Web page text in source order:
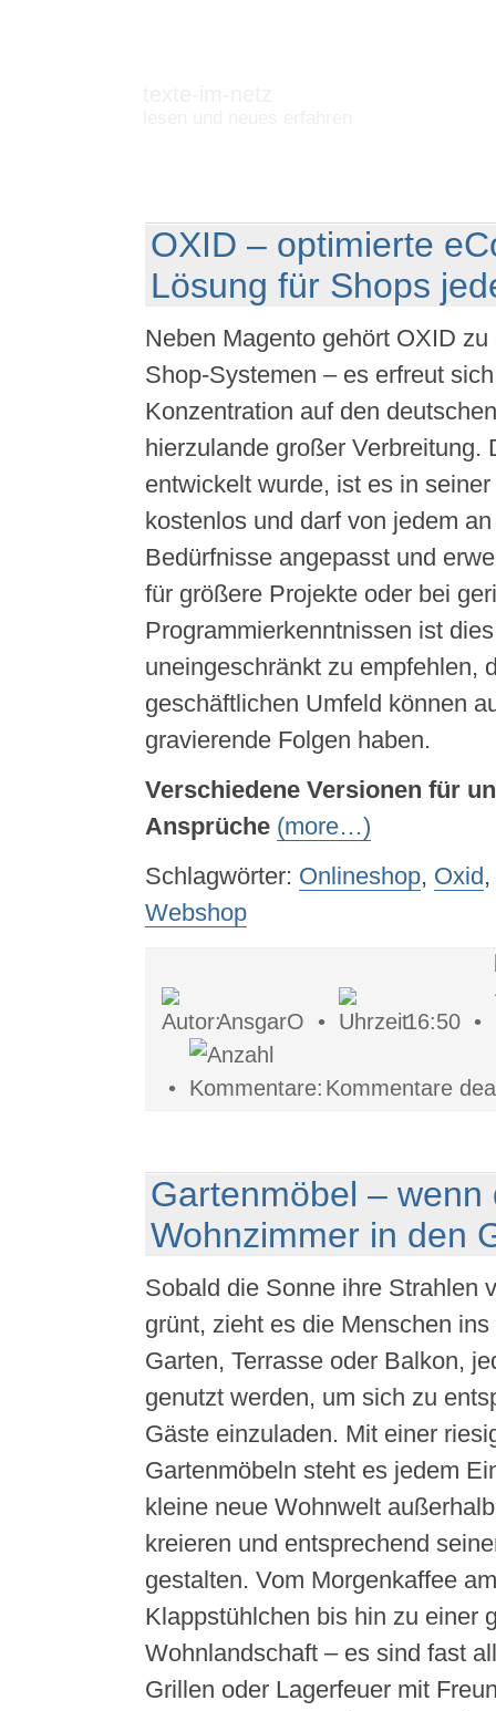
OXID – optimierte
Lösung für Shops
Neben Magento gehört OXID
Shop-Systemen – es erfreut
Konzentration auf den
hierzulande großer Verbreitung.
entwickelt wurde, ist es in
kostenlos und darf von jedem
Bedürfnisse angepasst und
für größere Projekte oder bei
Programmierkenntnissen ist
uneingeschränkt zu empfehlen,
geschäftlichen Umfeld können
gravierende Folgen haben.
Verschiedene Versionen für
Ansprüche (more…)
Schlagwörter: Onlineshop, Oxid,
Webshop
AnsgarO • 16:50 •
• Kommentare
Gartenmöbel – wenn
Wohnzimmer in den
Sobald die Sonne ihre Strahlen
grünt, zieht es die Menschen
Garten, Terrasse oder Balkon,
genutzt werden, um sich zu
Gäste einzuladen. Mit einer
Gartenmöbeln steht es jedem
kleine neue Wohnwelt
kreieren und entsprechend
gestalten. Vom Morgenkaffee
Klappstühlchen bis hin zu einer
Wohnlandschaft – es sind fast
Grillen oder Lagerfeuer mit